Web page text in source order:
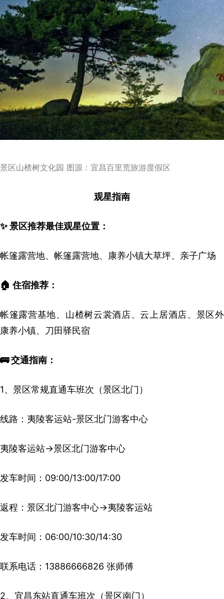
景区山楂树文化园 图源：宜昌百里荒旅游度假区
观星指南
✨ 景区推荐最佳观星位置：
帐篷露营地、帐篷露营地、康养小镇大草坪、亲子广场
🏠 住宿推荐：
帐篷露营基地、山楂树云裳酒店、云上居酒店、景区外
康养小镇、刀田驿民宿
🚌 交通指南：
1、景区常规直通车班次（景区北门）
线路：夷陵客运站-景区北门游客中心
夷陵客运站→景区北门游客中心
发车时间：09:00/13:00/17:00
返程：景区北门游客中心→夷陵客运站
发车时间：06:00/10:30/14:30
联系电话：13886666826 张师傅
2、宜昌东站直通车班次（景区南门）